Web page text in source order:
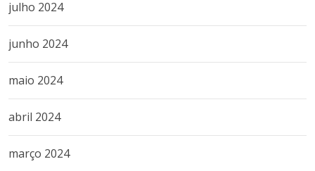
julho 2024
junho 2024
maio 2024
abril 2024
março 2024